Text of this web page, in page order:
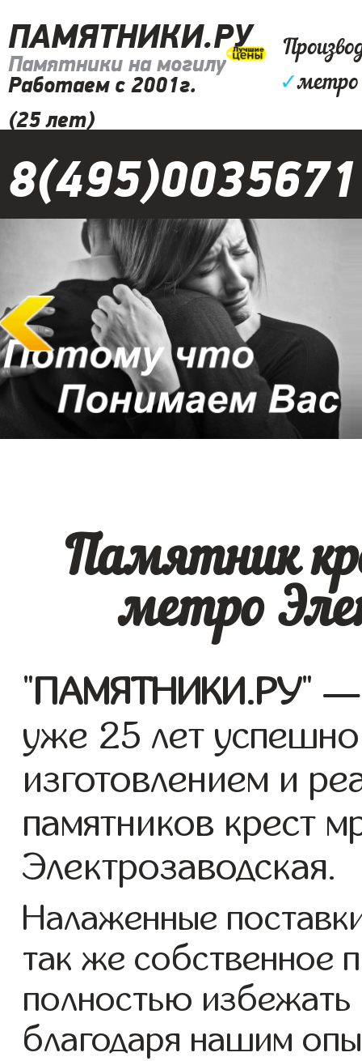
ПАМЯТНИКИ.РУ
Памятники на могилу
Работаем с 2001г.
(25 лет)
✓метро
8(495)0035671
Памятник
метро
"ПАМЯТНИКИ.РУ" —
уже 25 лет
изготовлением и
памятников крест
Электрозаводская.
Налаженные
так же собственное
полностью
благодаря нашим